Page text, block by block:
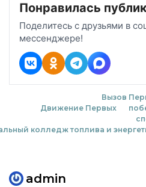
Понравилась
Поделитесь с друзьями в
мессенджере!
Вызов
Движение Первых
колледж топлива и
admin